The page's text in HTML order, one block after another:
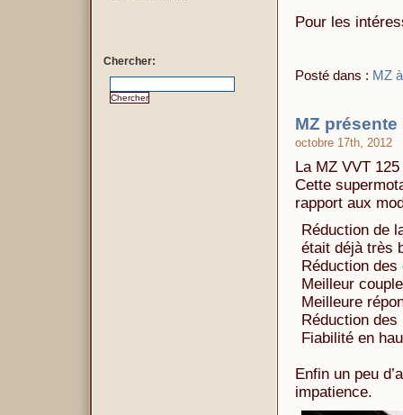
Pour les
Posté dans : MZ
MZ présente
octobre 17th, 2012
La MZ VVT
Cette
rapport aux
Réduction de
était déjà très
Réduction
Meilleur
Meilleure
Réduction
Fiabilité en
Enfin un peu
impatience.
Chercher: